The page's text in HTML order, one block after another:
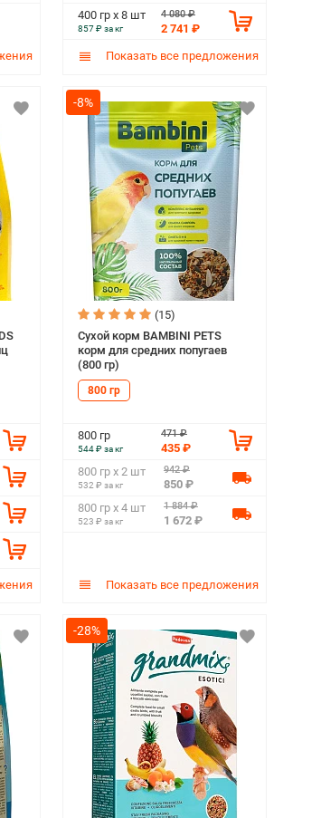
400 гр х 8 шт
857 ₽ за кг
4 080 ₽
2 741 ₽
Показать все предложения
-8%
(15)
Сухой корм BAMBINI PETS
корм для средних попугаев
(800 гр)
800 гр
800 гр
544 ₽ за кг
471 ₽
435 ₽
800 гр х 2 шт
532 ₽ за кг
942 ₽
850 ₽
800 гр х 4 шт
523 ₽ за кг
1 884 ₽
1 672 ₽
Показать все предложения
-28%